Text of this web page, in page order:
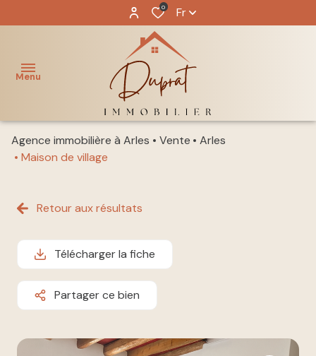
0 Fr
Menu
ACCUEIL
BIENS
pro
vendre
ÉQUIPE
GESTION
LOCATIVE
ESTIMATION
Agence immobilière à Arles Vente
Arles
Maison de village
Retour aux résultats
Télécharger la fiche
Partager ce bien